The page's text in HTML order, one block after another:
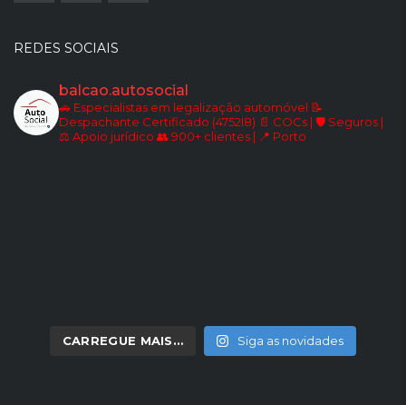
REDES SOCIAIS
balcao.autosocial
🚗 Especialistas em legalização automóvel 📝
Despachante Certificado (4752I8) 📄 COCs | 🛡️ Seguros |
⚖️ Apoio jurídico 👥 900+ clientes | 📍 Porto
CARREGUE MAIS… Siga as novidades